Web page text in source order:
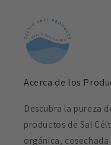
Acerca de los
Descubra la pureza
productos de Sal
orgánica, cosechada